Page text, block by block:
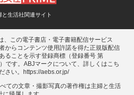
と生活社関連サイト
、この電子書店・電子書籍配信サービス
からコンテンツ使用許諾を得た正規版配信
ることを示す登録商標（登録番号 第
です。ABJマークについて、詳しくはこち
さい。 https://aebs.or.jp/
ての⽂章・撮影写真の著作権は主婦と⽣活